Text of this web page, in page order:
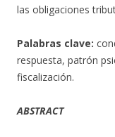
las obligaciones
Palabras clave:
respuesta, patrón
fiscalización.
ABSTRACT